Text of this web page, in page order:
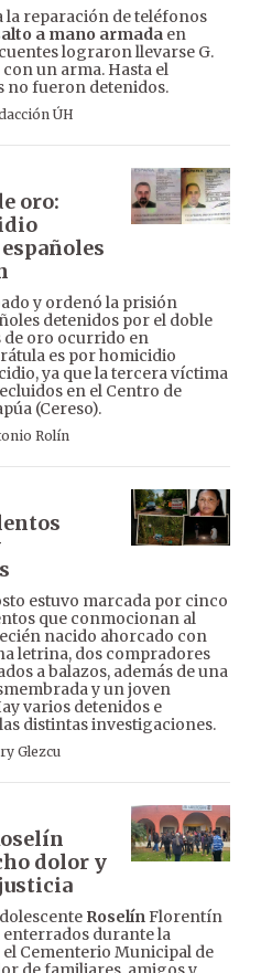
la reparación de teléfonos
a mano armada en
lograron llevarse G.
un arma. Hasta el
no fueron detenidos.
ÚH
oro:
y ordenó la prisión
detenidos por el doble
de oro ocurrido en
es por homicidio
ya que la tercera víctima
en el Centro de
(Cereso).
Rolín
estuvo marcada por cinco
que conmocionan al
nacido ahorcado con
letrina, dos compradores
a balazos, además de una
y un joven
varios detenidos e
distintas investigaciones.
Glezcu
dolor y
RoselínFlorentín
enterrados durante la
el Cementerio Municipal de